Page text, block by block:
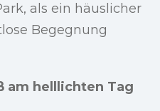
als ein häuslicher
Begegnung
am helllichten Tag